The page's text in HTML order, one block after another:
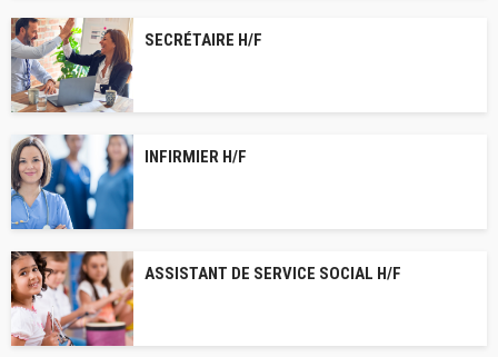
SECRÉTAIRE H/F
INFIRMIER H/F
ASSISTANT DE SERVICE SOCIAL H/F